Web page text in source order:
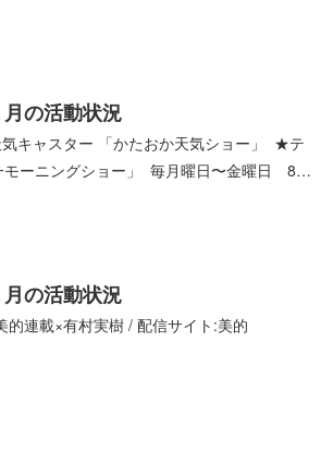
月の活動状況
キャスター 「かたおか天気ショー」 ★テ
モーニングショー」 毎月曜日〜金曜日 8…
月の活動状況
連載×有村実樹 / 配信サイト:美的